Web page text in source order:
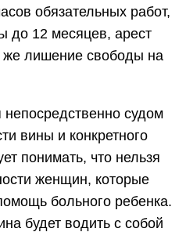
обязательных работ,
до 12 месяцев, арест
же лишение свободы на
непосредственно судом
вины и конкретного
понимать, что нельзя
женщин, которые
больного ребенка.
будет водить с собой